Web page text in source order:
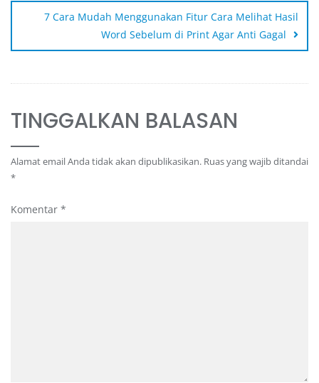
7 Cara Mudah Menggunakan Fitur Cara Melihat Hasil
Word Sebelum di Print Agar Anti Gagal
TINGGALKAN BALASAN
Alamat email Anda tidak akan dipublikasikan. Ruas yang wajib ditandai
*
Komentar *